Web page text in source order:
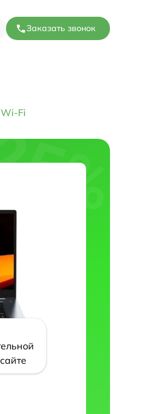
Заказать звонок
Fi